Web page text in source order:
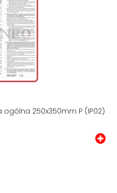
250x350mm P (IP02)